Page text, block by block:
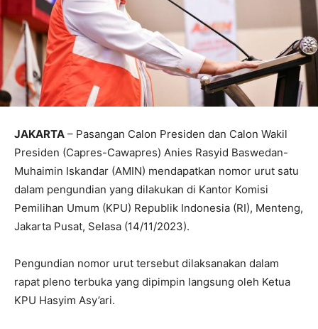
JAKARTA – Pasangan Calon Presiden dan Calon Wakil
Presiden (Capres-Cawapres) Anies Rasyid Baswedan-
Muhaimin Iskandar (AMIN) mendapatkan nomor urut satu
dalam pengundian yang dilakukan di Kantor Komisi
Pemilihan Umum (KPU) Republik Indonesia (RI), Menteng,
Jakarta Pusat, Selasa (14/11/2023).
Pengundian nomor urut tersebut dilaksanakan dalam
rapat pleno terbuka yang dipimpin langsung oleh Ketua
KPU Hasyim Asy’ari.